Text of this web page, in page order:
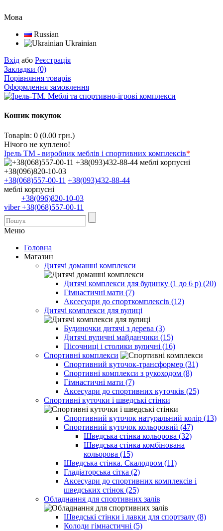
Мова
Russian
Ukrainian
Вхід або Реєстрація
Закладки (0)
Порівняння товарів
Оформлення замовлення
Кошик покупок
Товарів: 0 (0.00 грн.)
Нічого не куплено!
Ірель ТМ - виробник меблів і спортивних комплексів*
+38(068)557-00-11 +38(093)432-88-44
меблі корпусні
+38(096)820-10-03
viber +38(068)557-00-11
Меню
Головна
Магазин
Дитячі домашні комплекси
Дитячі комплекси для будинку (1 до 6 р) (20)
Гімнастичні мати (7)
Аксесуари до спорткомплексів (12)
Дитячі комплекси для вулиці
Будиночки дитячі з дерева (3)
Дитячі вуличні майданчики (15)
Пісочниці і столики вуличні (16)
Спортивні комплекси
Спортивний куточок-трансформер (31)
Спортивні комплекси з рукоходом (8)
Гімнастичні мати (7)
Аксесуари до спортивних куточків (25)
Спортивні куточки і шведські стінки
Спортивний куточок натуральний колір (13)
Спортивний куточок кольоровий (47)
Шведська стінка кольорова (32)
Шведська стінка комбінована
кольорова (15)
Шведська стінка. Скалодром (11)
Гладіаторська сітка (2)
Аксесуари до спортивних комплексів і
шведських стінок (25)
Обладнання для спортивних залів
Шведські стінки і лавки для спортзалу (8)
Колоди гімнастичні (5)